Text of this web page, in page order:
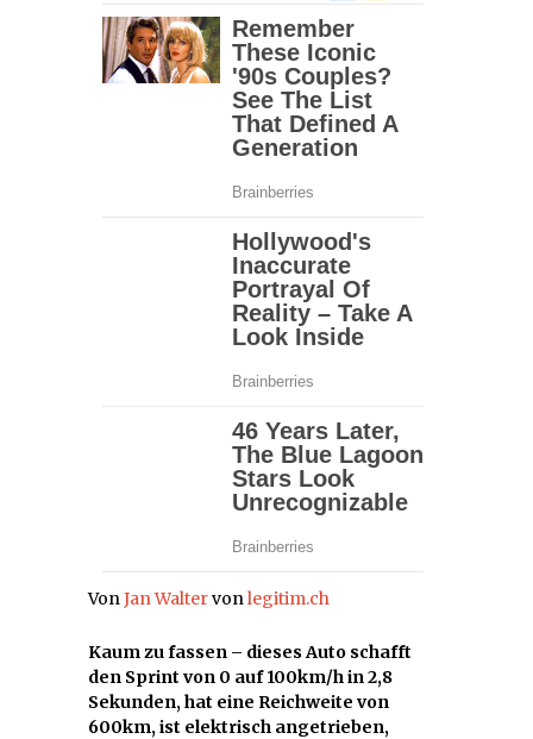
VonJan Waltervonlegitim.ch
Kaum zu fassen – dieses Auto schafft
den Sprint von 0 auf 100km/h in 2,8
Sekunden, hat eine Reichweite von
600km, ist elektrisch angetrieben,